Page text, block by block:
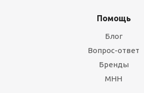
Помощь
Блог
Вопрос-ответ
Бренды
МНН